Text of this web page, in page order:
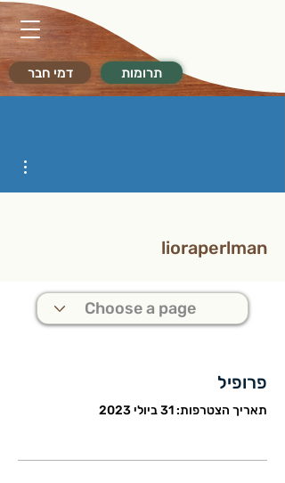
דמי חבר תרומות
lioraperlman
פרופיל
תאריך הצטרפות: 31 ביולי 2023